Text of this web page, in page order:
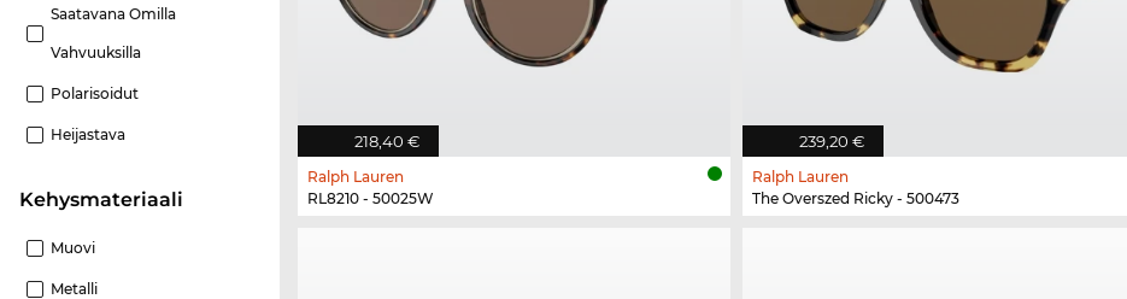
Saatavana Omilla
Vahvuuksilla
Polarisoidut
Heijastava
Kehysmateriaali
Muovi
Metalli
218,40 €
Ralph Lauren
RL8210 - 50025W
239,20 €
Ralph Lauren
The Overszed Ricky - 500473